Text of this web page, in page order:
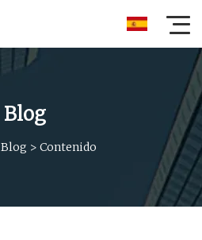
Blog
Blog > Contenido